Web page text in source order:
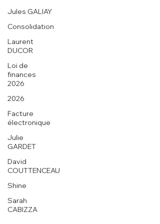
Jules GALIAY
Consolidation
Laurent
DUCOR
Loi de
finances
2026
2026
Facture
électronique
Julie
GARDET
David
COUTTENCEAU
Shine
Sarah
CABIZZA